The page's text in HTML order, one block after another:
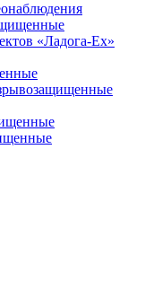
«Ладога-Ex»